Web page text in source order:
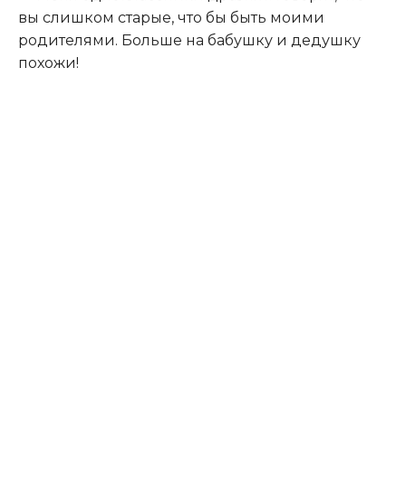
вы слишком старые, что бы быть моими
родителями. Больше на бабушку и дедушку
похожи!